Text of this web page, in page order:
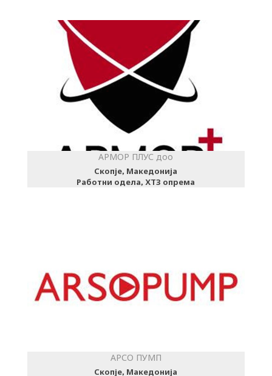
АРМОР ПЛУС доо
Скопје, Македонија
Работни одела, ХТЗ опрема
АРСО ПУМП
Скопје, Македонија